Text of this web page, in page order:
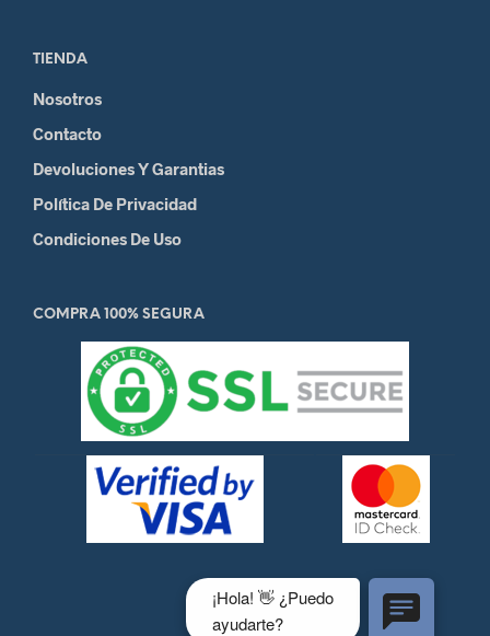
TIENDA
Nosotros
Contacto
Devoluciones Y Garantias
Política De Privacidad
Condiciones De Uso
COMPRA 100% SEGURA